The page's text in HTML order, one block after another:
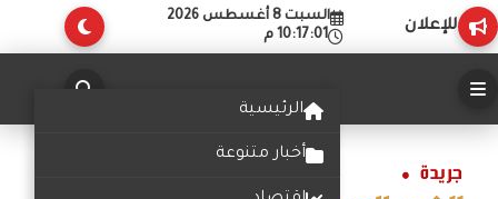
للإعلان
السبت 8 أغسطس 2026
10:17:01 م
الرئيسية
أخبار متنوعة